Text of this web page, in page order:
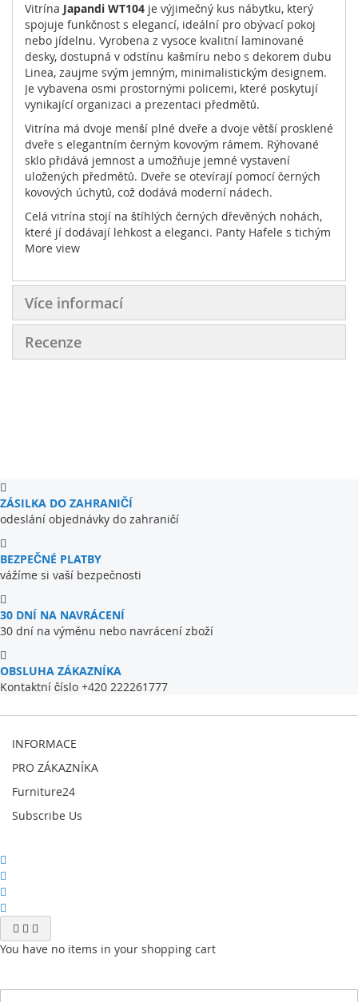
Vitrína Japandi WT104 je výjimečný kus nábytku, který
spojuje funkčnost s elegancí, ideální pro obývací pokoj
nebo jídelnu. Vyrobena z vysoce kvalitní laminované
desky, dostupná v odstínu kašmíru nebo s dekorem dubu
Linea, zaujme svým jemným, minimalistickým designem.
Je vybavena osmi prostornými policemi, které poskytují
vynikající organizaci a prezentaci předmětů.
Vitrína má dvoje menší plné dveře a dvoje větší prosklené
dveře s elegantním černým kovovým rámem. Rýhované
sklo přidává jemnost a umožňuje jemné vystavení
uložených předmětů. Dveře se otevírají pomocí černých
kovových úchytů, což dodává moderní nádech.
Celá vitrína stojí na štíhlých černých dřevěných nohách,
které jí dodávají lehkost a eleganci. Panty Hafele s tichým
zavíráním zajišťují plynulé a pohodlné používání, díky
interiéry ve stylu Japandi, spojující jednoduchost s
funkčností.
More view
Více informací
Recenze
ZÁSILKA DO ZAHRANIČÍ
odeslání objednávky do zahraničí
BEZPEČNÉ PLATBY
vážíme si vaší bezpečnosti
30 DNÍ NA NAVRÁCENÍ
30 dní na výměnu nebo navrácení zboží
OBSLUHA ZÁKAZNÍKA
Kontaktní číslo +420 222261777
INFORMACE
PRO ZÁKAZNÍKA
Furniture24
Subscribe Us
You have no items in your shopping cart